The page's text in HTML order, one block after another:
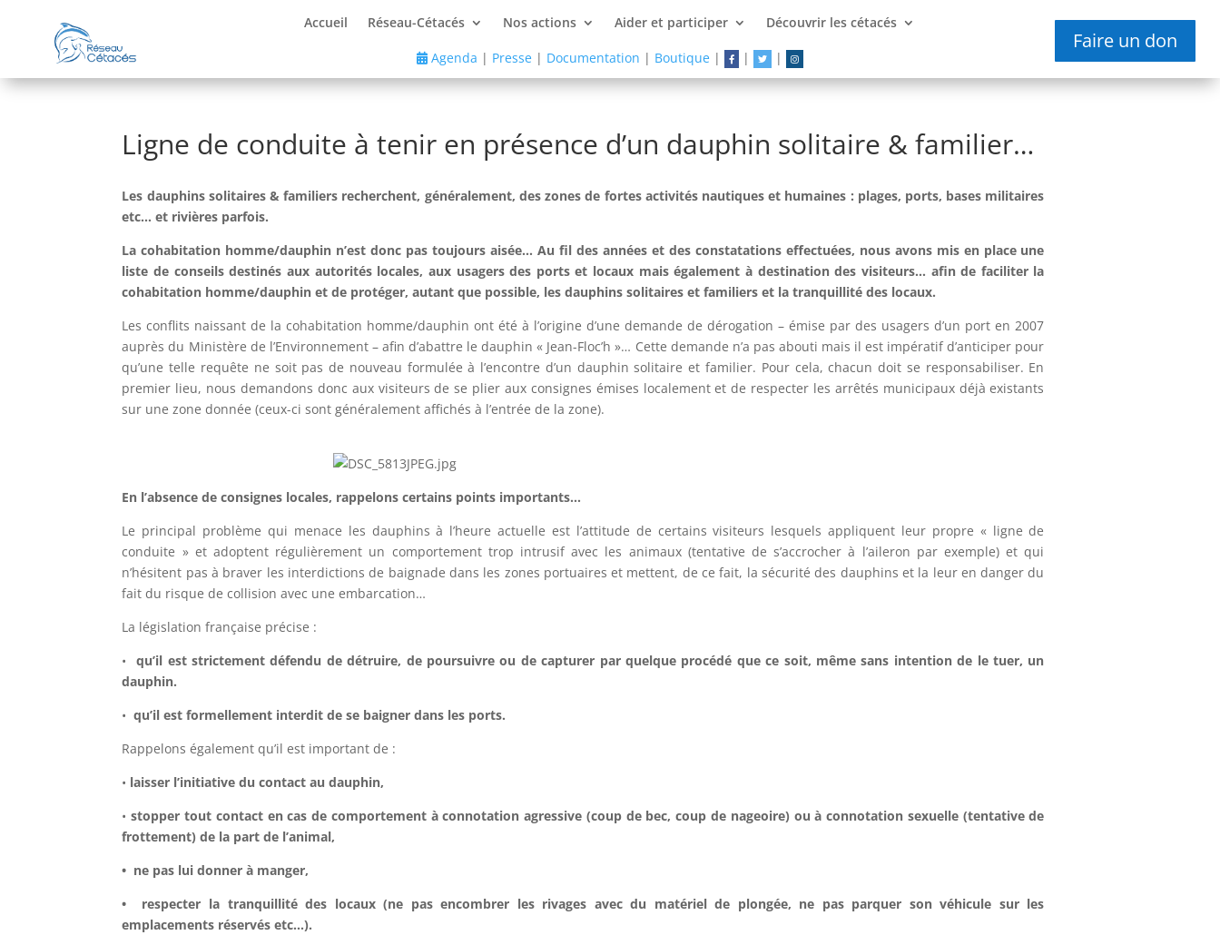
Accueil Réseau-Cétacés Nos actions Aider et participer Découvrir les cétacés
Agenda | Presse| Documentation | Boutique| | |
Faire un don
Ligne de conduite à tenir en présence d’un dauphin solitaire & familier…
Les dauphins solitaires & familiers recherchent, généralement, des zones de fortes activités nautiques et humaines : plages, ports, bases militaires
etc… et rivières parfois.
La cohabitation homme/dauphin n’est donc pas toujours aisée…Au fil des années et des constatations effectuées, nous avons mis en place une
liste de conseils destinés aux autorités locales, aux usagers des ports et locaux mais également à destination des visiteurs… afin de faciliter la
cohabitation homme/dauphin et de protéger, autant que possible, les dauphins solitaires et familiers et la tranquillité des locaux.
Les conflits naissant de la cohabitation homme/dauphin ont été à l’origine d’une demande de dérogation – émise par des usagers d’un port en 2007
auprès du Ministère de l’Environnement – afin d’abattre le dauphin « Jean-Floc’h »… Cette demande n’a pas abouti mais il est impératif d’anticiper pour
qu’une telle requête ne soit pas de nouveau formulée à l’encontre d’un dauphin solitaire et familier. Pour cela, chacun doit se responsabiliser. En
premier lieu, nous demandons donc aux visiteurs de se plier aux consignes émises localement et de respecter les arrêtés municipaux déjà existants
sur une zone donnée (ceux-ci sont généralement affichés à l’entrée de la zone).
En l’absence de consignes locales, rappelons certains points importants…
Le principal problème qui menace les dauphins à l’heure actuelle est l’attitude de certains visiteurs lesquels appliquent leur propre « ligne de
conduite » et adoptent régulièrement un comportement trop intrusif avec les animaux (tentative de s’accrocher à l’aileron par exemple) et qui
n’hésitent pas à braver les interdictions de baignade dans les zones portuaires et mettent, de ce fait, la sécurité des dauphins et la leur en danger du
fait du risque de collision avec une embarcation…
La législation française précise :
•qu’il est strictement défendu de détruire, de poursuivre ou de capturer par quelque procédé que ce soit, même sans intention de le tuer, un
dauphin.
•qu’il est formellement interdit de se baigner dans les ports.
Rappelons également qu’il est important de :
• laisser l’initiative du contact au dauphin,
•stopper tout contact en cas de comportement à connotation agressive (coup de bec, coup de nageoire) ou à connotation sexuelle (tentative de
frottement) de la part de l’animal,
• ne pas lui donner à manger,
• respecter la tranquillité des locaux (ne pas encombrer les rivages avec du matériel de plongée, ne pas parquer son véhicule sur les
emplacements réservés etc…).